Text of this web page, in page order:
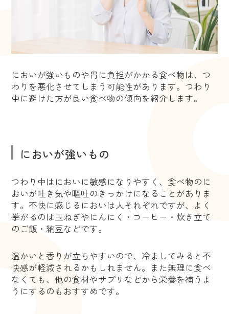
においが強いものや胃に負担がかかる食べ物は、つ
わりを悪化させてしまう可能性があります。つわり
中に避けた方が良い食べ物の傾向を紹介します。
においが強いもの
つわり中はにおいに敏感になりやすく、食べ物のに
おいが吐き気や嘔吐のきっかけになることがありま
す。不快に感じるにおいは人それぞれですが、よく
挙がるのは玉ねぎやにんにく・コーヒー・炊き立て
のご飯・納豆などです。
温かいと香りが立ちやすいので、冷ましてみると不
快感が軽減されるかもしれません。また無理に食べ
なくても、他の食材やサプリなどから栄養を補うよ
うにするのもおすすめです。